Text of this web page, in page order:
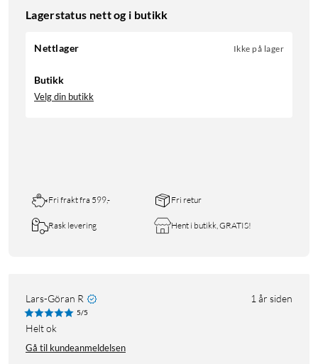
Lagerstatus nett og i butikk
Nettlager Ikke på lager
Butikk
Velg din butikk
Fri frakt fra 599,- Fri retur
Rask levering Hent i butikk, GRATIS!
Lars-Göran R 1 år siden
5/5
Helt ok
Gå til kundeanmeldelsen